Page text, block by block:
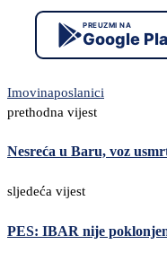
PREUZMI NA
Google
Imovinaposlanici
prethodna vijest
Nesreća u Baru, voz
sljedeća vijest
PES: IBAR nije